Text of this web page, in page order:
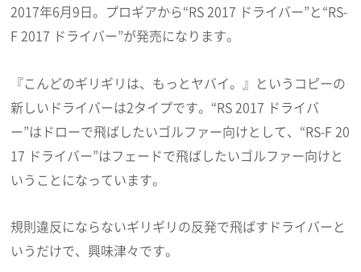
2017年6月9日。プロギアから“RS 2017 ドライバー”と“RS-
F 2017 ドライバー”が発売になります。
『こんどのギリギリは、もっとヤバイ。』というコピーの
新しいドライバーは2タイプです。“RS 2017 ドライバ
ー”はドローで飛ばしたいゴルファー向けとして、“RS-F 20
17 ドライバー”はフェードで飛ばしたいゴルファー向けと
いうことになっています。
規則違反にならないギリギリの反発で飛ばすドライバーと
いうだけで、興味津々です。